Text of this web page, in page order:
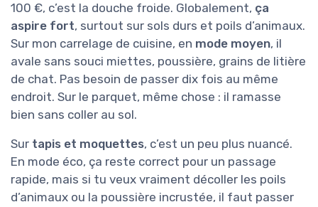
100 €, c’est la douche froide. Globalement, ça
aspire fort, surtout sur sols durs et poils d’animaux.
Sur mon carrelage de cuisine, en mode moyen, il
avale sans souci miettes, poussière, grains de litière
de chat. Pas besoin de passer dix fois au même
endroit. Sur le parquet, même chose : il ramasse
bien sans coller au sol.
Sur tapis et moquettes, c’est un peu plus nuancé.
En mode éco, ça reste correct pour un passage
rapide, mais si tu veux vraiment décoller les poils
d’animaux ou la poussière incrustée, il faut passer